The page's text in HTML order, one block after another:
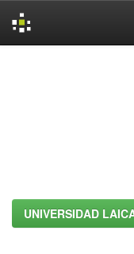
UNIVERSIDAD